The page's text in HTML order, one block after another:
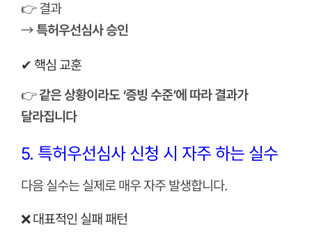
👉 결과
→특허우선심사 승인
✔ 핵심 교훈
👉같은 상황이라도 ‘증빙 수준’에 따라 결과가
달라집니다
5. 특허우선심사 신청 시 자주 하는 실수
다음 실수는 실제로 매우 자주 발생합니다.
❌ 대표적인 실패 패턴